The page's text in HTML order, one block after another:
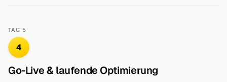
TAG 5
4
Go-Live & laufende Optimierung